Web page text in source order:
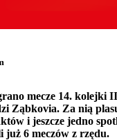
mecze 14. kolejki
Ząbkovia. Za nią
i jeszcze jedno
już 6 meczów z rzędu.